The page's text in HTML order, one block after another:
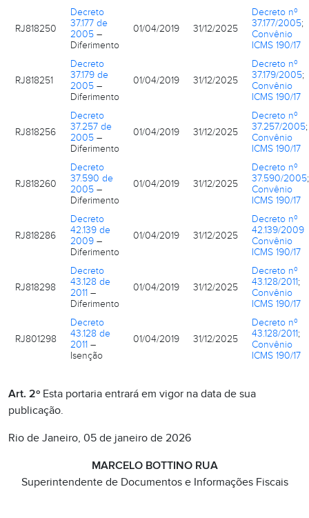
RJ818250
Decreto
37.177 de
2005 –
Diferimento
01/04/2019 31/12/2025
Decreto nº
37.177/2005;
Convênio
ICMS 190/17
RJ818251
Decreto
37.179 de
2005 –
Diferimento
01/04/2019 31/12/2025
Decreto nº
37.179/2005;
Convênio
ICMS 190/17
RJ818256
Decreto
37.257 de
2005 –
Diferimento
01/04/2019 31/12/2025
Decreto nº
37.257/2005;
Convênio
ICMS 190/17
RJ818260
Decreto
37.590 de
2005 –
Diferimento
01/04/2019 31/12/2025
Decreto nº
37.590/2005;
Convênio
ICMS 190/17
RJ818286
Decreto
42.139 de
2009 –
Diferimento
01/04/2019 31/12/2025
Decreto nº
42.139/2009
Convênio
ICMS 190/17
RJ818298
Decreto
43.128 de
2011 –
Diferimento
01/04/2019 31/12/2025
Decreto nº
43.128/2011;
Convênio
ICMS 190/17
RJ801298
Decreto
43.128 de
2011 –
Isenção
01/04/2019 31/12/2025
Decreto nº
43.128/2011;
Convênio
ICMS 190/17
Art. 2º Esta portaria entrará em vigor na data de sua
publicação.
Rio de Janeiro, 05 de janeiro de 2026
MARCELO BOTTINO RUA
Superintendente de Documentos e Informações Fiscais